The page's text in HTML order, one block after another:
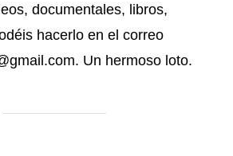
documentales, libros,
hacerlo en el correo
Un hermoso loto.